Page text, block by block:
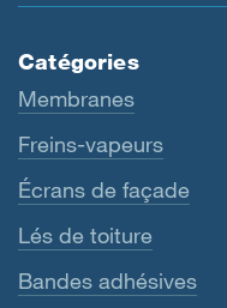
Catégories
Membranes
Freins-vapeurs
Écrans de façade
Lés de toiture
Bandes adhésives